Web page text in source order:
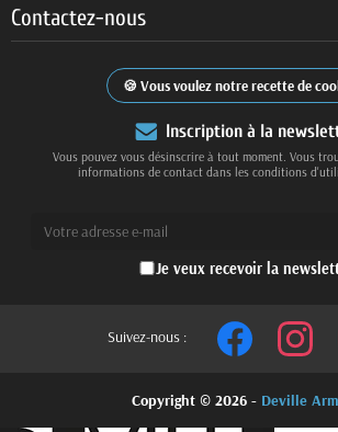
Contactez-nous
Vous voulez notre recette de
Inscription à la
Vous pouvez vous désinscrire à tout moment. Vous
informations de contact dans les conditions
Je veux recevoir la
Suivez-nous :
Copyright © 2026 - Deville